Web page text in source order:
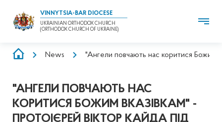
VINNYTSIA-BAR DIOCESE
UKRAINIAN ORTHODOX CHURCH
(ORTHODOX CHURCH OF UKRAINE)
BREADCRUMB
News "Ангели повчають нас коритися Божим
"АНГЕЛИ ПОВЧАЮТЬ НАС
КОРИТИСЯ БОЖИМ ВКАЗІВКАМ" -
ПРОТОІЄРЕЙ ВІКТОР КАЙДА ПІД